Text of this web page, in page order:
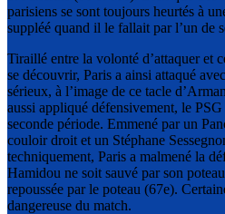
parisiens se sont toujours heurtés à
suppléé quand il le fallait par l’un de
Tiraillé entre la volonté d’attaquer et
se découvrir, Paris a ainsi attaqué
sérieux, à l’image de ce tacle
aussi appliqué défensivement, le PSG
seconde période. Emmené par un
couloir droit et un Stéphane
techniquement, Paris a malmené la
Hamidou ne soit sauvé par son
repoussée par le poteau (67e).
dangereuse du match.